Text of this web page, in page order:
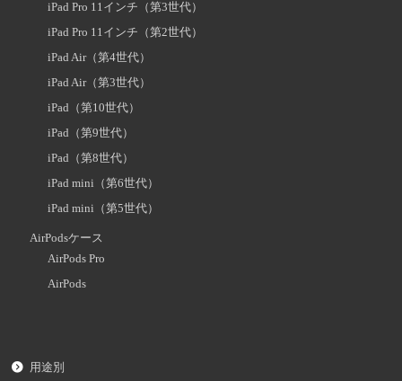
iPad Pro 11インチ（第3世代）
iPad Pro 11インチ（第2世代）
iPad Air（第4世代）
iPad Air（第3世代）
iPad（第10世代）
iPad（第9世代）
iPad（第8世代）
iPad mini（第6世代）
iPad mini（第5世代）
AirPodsケース
AirPods Pro
AirPods
用途別